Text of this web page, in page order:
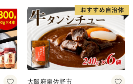
ー ギフト お取り寄せ 日高市
大阪府泉佐野市